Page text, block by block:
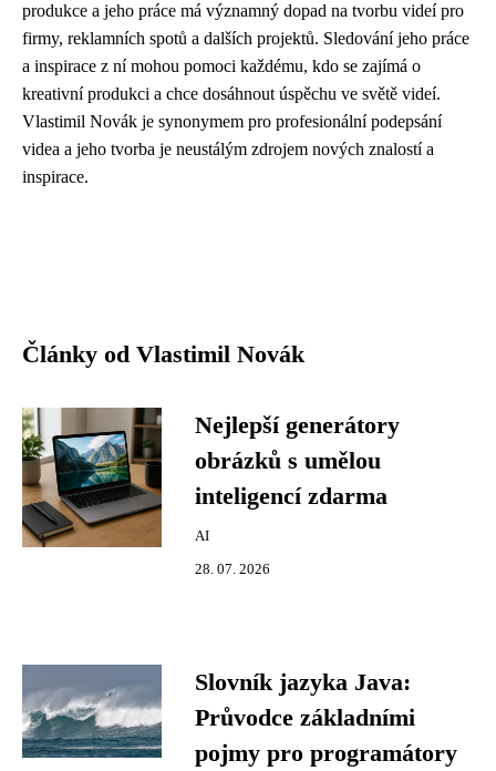
produkce a jeho práce má významný dopad na tvorbu videí pro
firmy, reklamních spotů a dalších projektů. Sledování jeho práce
a inspirace z ní mohou pomoci každému, kdo se zajímá o
kreativní produkci a chce dosáhnout úspěchu ve světě videí.
Vlastimil Novák je synonymem pro profesionální podepsání
videa a jeho tvorba je neustálým zdrojem nových znalostí a
inspirace.
Články od Vlastimil Novák
Nejlepší generátory
obrázků s umělou
inteligencí zdarma
AI
28. 07. 2026
Slovník jazyka Java:
Průvodce základními
pojmy pro programátory